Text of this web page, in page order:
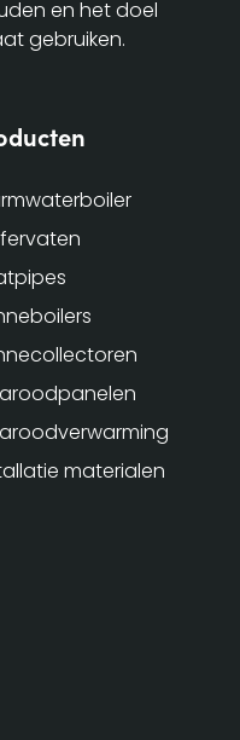
en het doel
gebruiken.
materialen